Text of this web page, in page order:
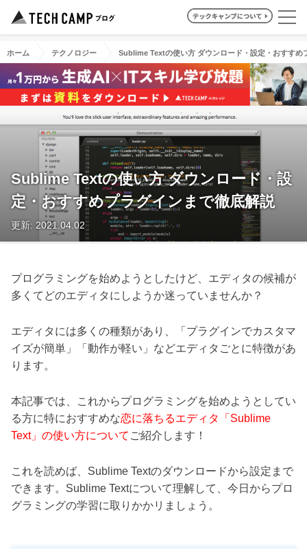
ホーム テクノロジー Sublime Textの使い方 ダウンロード・設定・おすすめ
Sublime Textの使い方 ダウンロード・設
定・おすすめプラグインまで徹底解説
更新: 2021.04.02
プログラミングを始めようとしたけど、エディタの候補が
多くてどのエディタにしようか迷っていませんか？
エディタには多くの種類があり、「プラグインでカスタマ
イズが簡単」「動作が軽い」などエディタごとに特徴があ
ります。
本記事では、これからプログラミングを始めようとしてい
る方に特におすすめな恋に落ちるエディタ「 Sublime
Text」の使い方について ご紹介します！
これを読めば、Sublime Textのダウンロードから設定まで
できます。Sublime Textについて理解して、今日からプロ
グラミングの学習に取りかかリましょう。